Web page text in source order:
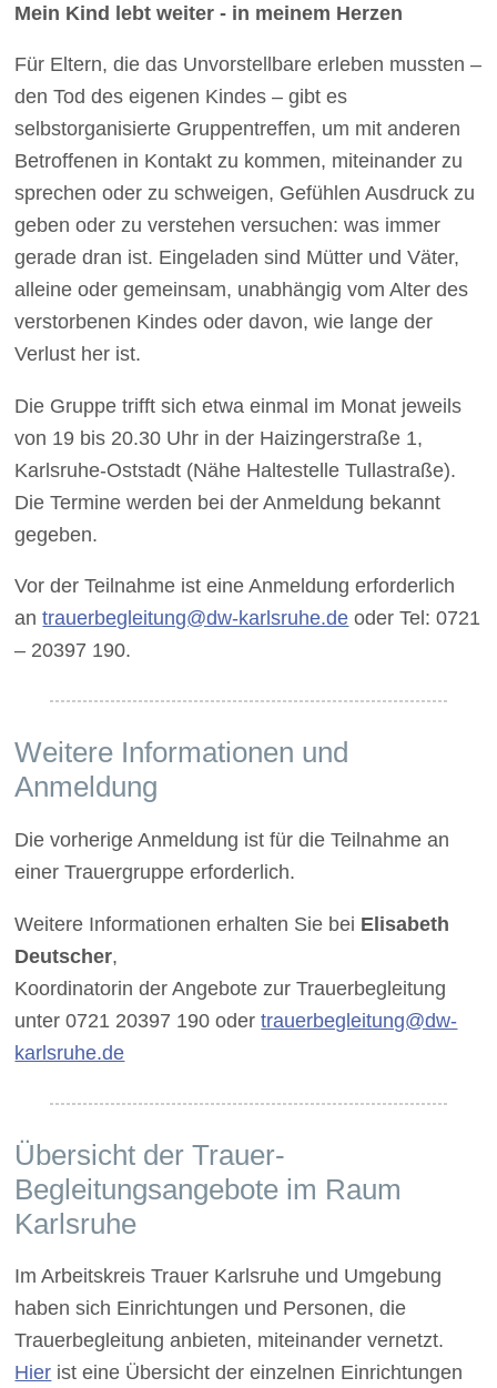
Mein Kind lebt weiter - in meinem Herzen
Für Eltern, die das Unvorstellbare erleben mussten –
den Tod des eigenen Kindes – gibt es
selbstorganisierte Gruppentreffen, um mit anderen
Betroffenen in Kontakt zu kommen, miteinander zu
sprechen oder zu schweigen, Gefühlen Ausdruck zu
geben oder zu verstehen versuchen: was immer
gerade dran ist. Eingeladen sind Mütter und Väter,
alleine oder gemeinsam, unabhängig vom Alter des
verstorbenen Kindes oder davon, wie lange der
Verlust her ist.
Die Gruppe trifft sich etwa einmal im Monat jeweils
von 19 bis 20.30 Uhr in der Haizingerstraße 1,
Karlsruhe-Oststadt (Nähe Haltestelle Tullastraße).
Die Termine werden bei der Anmeldung bekannt
gegeben.
Vor der Teilnahme ist eine Anmeldung erforderlich
antrauerbegleitung@dw-karlsruhe.de oder Tel: 0721
– 20397 190.
Weitere Informationen und
Anmeldung
Die vorherige Anmeldung ist für die Teilnahme an
einer Trauergruppe erforderlich.
Weitere Informationen erhalten Sie bei Elisabeth
Deutscher,
Koordinatorin der Angebote zur Trauerbegleitung
unter 0721 20397 190 odertrauerbegleitung@dw-
karlsruhe.de
Übersicht der Trauer-
Begleitungsangebote im Raum
Karlsruhe
Im Arbeitskreis Trauer Karlsruhe und Umgebung
haben sich Einrichtungen und Personen, die
Trauerbegleitung anbieten, miteinander vernetzt.
Hier ist eine Übersicht der einzelnen Einrichtungen